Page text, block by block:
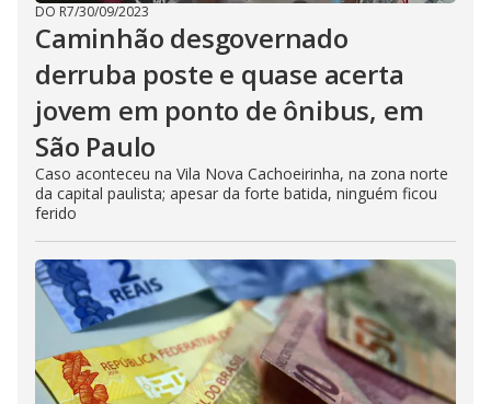
DO R7/30/09/2023
Caminhão desgovernado
derruba poste e quase acerta
jovem em ponto de ônibus, em
São Paulo
Caso aconteceu na Vila Nova Cachoeirinha, na zona norte
da capital paulista; apesar da forte batida, ninguém ficou
ferido